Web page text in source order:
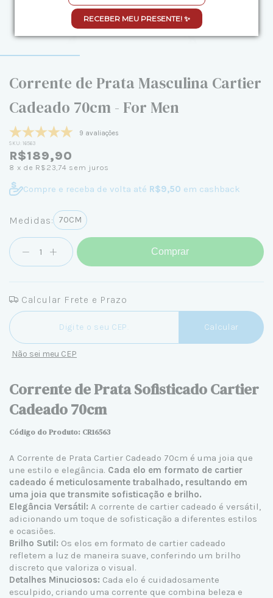
RECEBER MEU PRESENTE! ✨
Corrente de Prata Masculina Cartier
Cadeado 70cm - For Men
9 avaliações
SKU: 16563
R$189,90
8 x de R$23,74 sem juros
Compre e receba de volta até R$9,50 em cashback
Medidas: 70CM
Comprar
Calcular Frete e Prazo
Entregas para o CEP:
Calcular
Não sei meu CEP
Corrente de Prata Sofisticado Cartier
Cadeado 70cm
Código do Produto: CR16563
A Corrente de Prata Cartier Cadeado 70cm é uma joia que
une estilo e elegância. Cada elo em formato de cartier
cadeado é meticulosamente trabalhado, resultando em
uma joia que transmite sofisticação e brilho.
Elegância Versátil: A corrente de cartier cadeado é versátil,
adicionando um toque de sofisticação a diferentes estilos
e ocasiões.
Brilho Sutil: Os elos em formato de cartier cadeado
refletem a luz de maneira suave, conferindo um brilho
discreto que valoriza o visual.
Detalhes Minuciosos: Cada elo é cuidadosamente
esculpido, criando uma corrente que combina beleza e